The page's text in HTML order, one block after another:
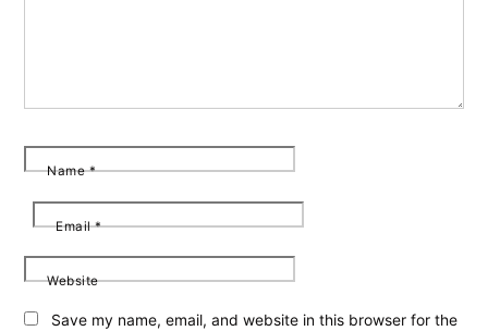
Name*
Email*
Website
Save my name, email, and website in this browser for the